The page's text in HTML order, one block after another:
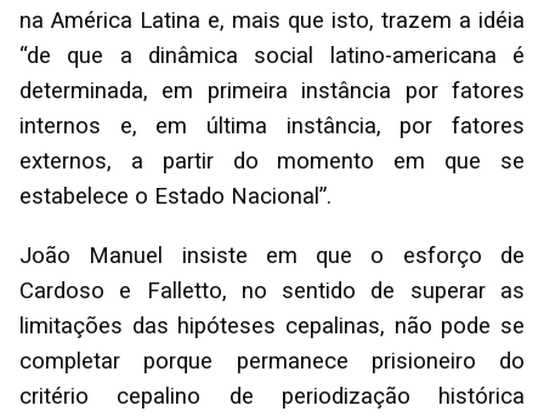
na América Latina e, mais que isto, trazem a idéia
“de que a dinâmica social latino-americana é
determinada, em primeira instância por fatores
internos e, em última instância, por fatores
externos, a partir do momento em que se
estabelece o Estado Nacional”.
João Manuel insiste em que o esforço de
Cardoso e Falletto, no sentido de superar as
limitações das hipóteses cepalinas, não pode se
completar porque permanece prisioneiro do
critério cepalino de periodização histórica